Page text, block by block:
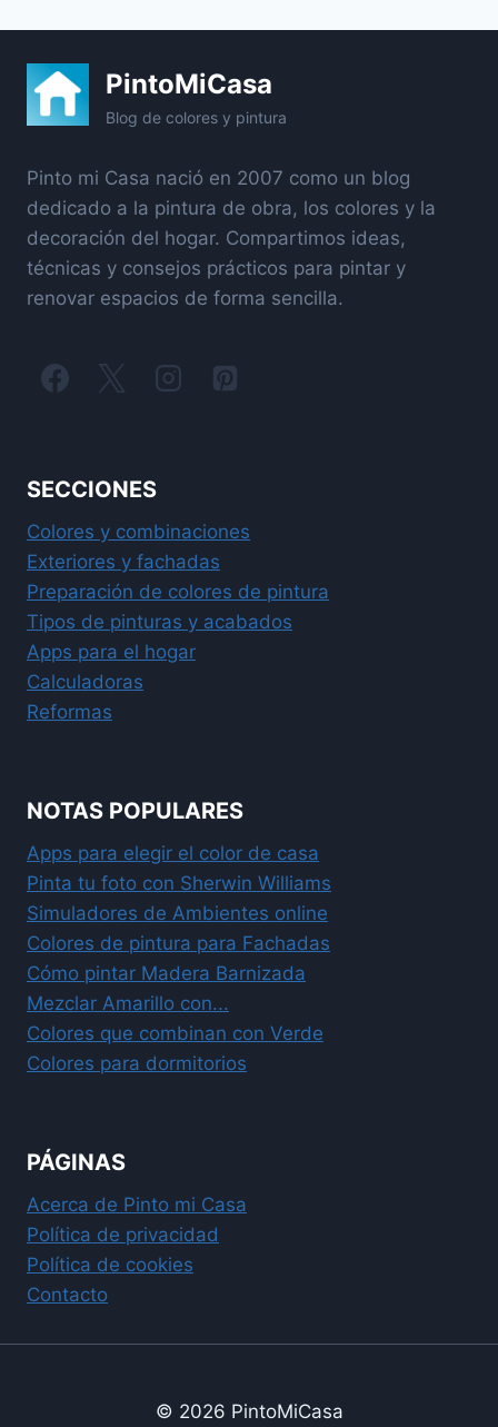
PintoMiCasa
Blog de colores y pintura
Pinto mi Casa nació en 2007 como un blog
dedicado a la pintura de obra, los colores y la
decoración del hogar. Compartimos ideas,
técnicas y consejos prácticos para pintar y
renovar espacios de forma sencilla.
SECCIONES
Colores y combinaciones
Exteriores y fachadas
Preparación de colores de pintura
Tipos de pinturas y acabados
Apps para el hogar
Calculadoras
Reformas
NOTAS POPULARES
Apps para elegir el color de casa
Pinta tu foto con Sherwin Williams
Simuladores de Ambientes online
Colores de pintura para Fachadas
Cómo pintar Madera Barnizada
Mezclar Amarillo con...
Colores que combinan con Verde
Colores para dormitorios
PÁGINAS
Acerca de Pinto mi Casa
Política de privacidad
Política de cookies
Contacto
© 2026 PintoMiCasa